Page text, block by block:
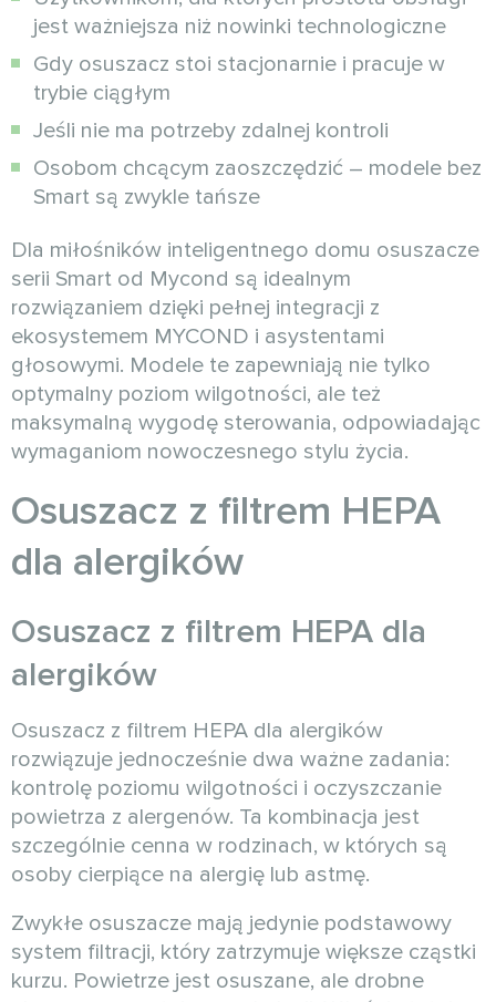
jest ważniejsza niż nowinki technologiczne
Gdy osuszacz stoi stacjonarnie i pracuje w
trybie ciągłym
Jeśli nie ma potrzeby zdalnej kontroli
Osobom chcącym zaoszczędzić – modele bez
Smart są zwykle tańsze
Dla miłośników inteligentnego domu osuszacze
serii Smart od Mycond są idealnym
rozwiązaniem dzięki pełnej integracji z
ekosystemem MYCOND i asystentami
głosowymi. Modele te zapewniają nie tylko
optymalny poziom wilgotności, ale też
maksymalną wygodę sterowania, odpowiadając
wymaganiom nowoczesnego stylu życia.
Osuszacz z filtrem HEPA
dla alergików
Osuszacz z filtrem HEPA dla
alergików
Osuszacz z filtrem HEPA dla alergików
rozwiązuje jednocześnie dwa ważne zadania:
kontrolę poziomu wilgotności i oczyszczanie
powietrza z alergenów. Ta kombinacja jest
szczególnie cenna w rodzinach, w których są
osoby cierpiące na alergię lub astmę.
Zwykłe osuszacze mają jedynie podstawowy
system filtracji, który zatrzymuje większe cząstki
kurzu. Powietrze jest osuszane, ale drobne